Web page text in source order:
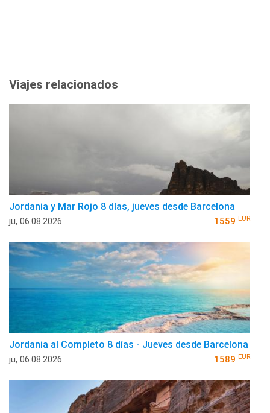
Viajes relacionados
Jordania y Mar Rojo 8 días, jueves desde Barcelona
ju, 06.08.2026 1559 EUR
Jordania al Completo 8 días - Jueves desde Barcelona
ju, 06.08.2026 1589 EUR